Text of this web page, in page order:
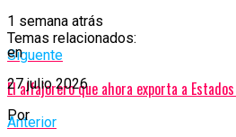
Temas relacionados:
Siguente
El alfajorero que ahora exporta a
Anterior
1 semana atrás
en
27 julio 2026
Por